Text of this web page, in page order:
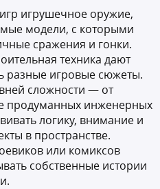
игрушечное оружие,
модели, с которыми
сражения и гонки.
техника дают
разные игровые сюжеты.
сложности — от
продуманных инженерных
логику, внимание и
в пространстве.
или комиксов
собственные истории